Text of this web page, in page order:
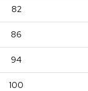
82
86
94
100